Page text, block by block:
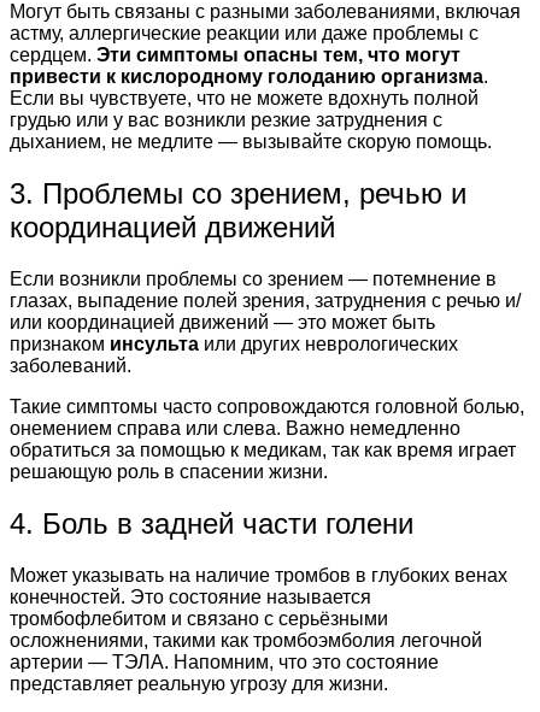
Могут быть связаны с разными заболеваниями, включая
астму, аллергические реакции или даже проблемы с
сердцем. Эти симптомы опасны тем, что могут
привести к кислородному голоданию организма.
Если вы чувствуете, что не можете вдохнуть полной
грудью или у вас возникли резкие затруднения с
дыханием, не медлите — вызывайте скорую помощь.
3. Проблемы со зрением, речью и
координацией движений
Если возникли проблемы со зрением — потемнение в
глазах, выпадение полей зрения, затруднения с речью и/
или координацией движений — это может быть
признаком инсульта или других неврологических
заболеваний.
Такие симптомы часто сопровождаются головной болью,
онемением справа или слева. Важно немедленно
обратиться за помощью к медикам, так как время играет
решающую роль в спасении жизни.
4. Боль в задней части голени
Может указывать на наличие тромбов в глубоких венах
конечностей. Это состояние называется
тромбофлебитом и связано с серьёзными
осложнениями, такими как тромбоэмболия легочной
артерии — ТЭЛА. Напомним, что это состояние
представляет реальную угрозу для жизни.